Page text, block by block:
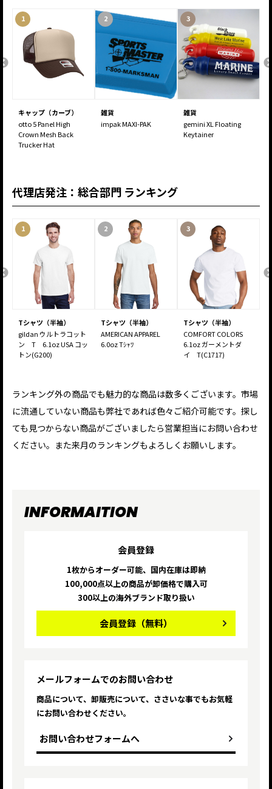
1
キャップ（カーブ）
otto 5 Panel High
Crown Mesh Back
Trucker Hat
2
雑貨
impak MAXI-PAK
3
雑貨
gemini XL Floating
Keytainer
代理店発注：総合部門 ランキング
1
Tシャツ（半袖）
gildan ウルトラコット
ン T 6.1oz USA コッ
トン(G200)
2
Tシャツ（半袖）
AMERICAN APPAREL
6.0oz Tｼｬﾂ
3
Tシャツ（半袖）
COMFORT COLORS
6.1oz ガーメントダ
イ T(C1717)
ランキング外の商品でも魅力的な商品は数多くございます。市場
に流通していない商品も弊社であれば色々ご紹介可能です。探し
ても見つからない商品がございましたら営業担当にお問い合わせ
ください。また来月のランキングもよろしくお願いします。
INFORMAITION
会員登録
1枚からオーダー可能、国内在庫は即納
100,000点以上の商品が卸価格で購入可
300以上の海外ブランド取り扱い
会員登録 （無料）
メールフォームでのお問い合わせ
商品について、卸販売について、ささいな事でもお気軽
にお問い合わせください。
お問い合わせフォームへ